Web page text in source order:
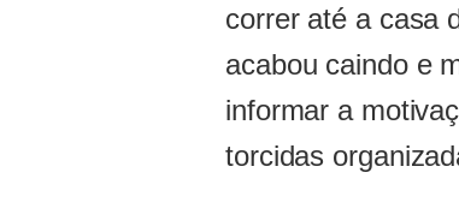
correr até a casa
acabou caindo e
informar a
torcidas